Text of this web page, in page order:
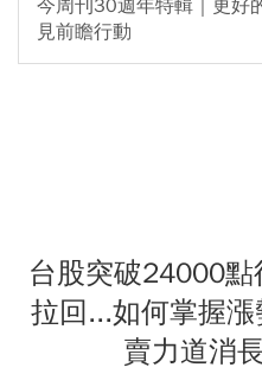
今周刊30週年特輯｜更好
見前瞻行動
台股突破24000
拉回...如何掌握
賣力道消